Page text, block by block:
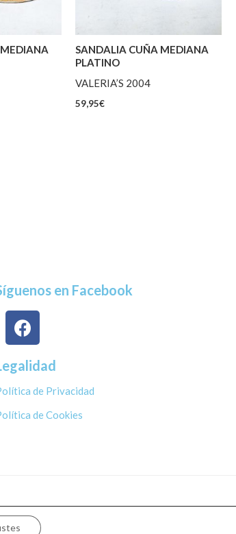
SANDALIA CUÑA MEDIANA
PLATINO
VALERIA’S 2004
59,95€
en Facebook
de Privacidad
de Cookies